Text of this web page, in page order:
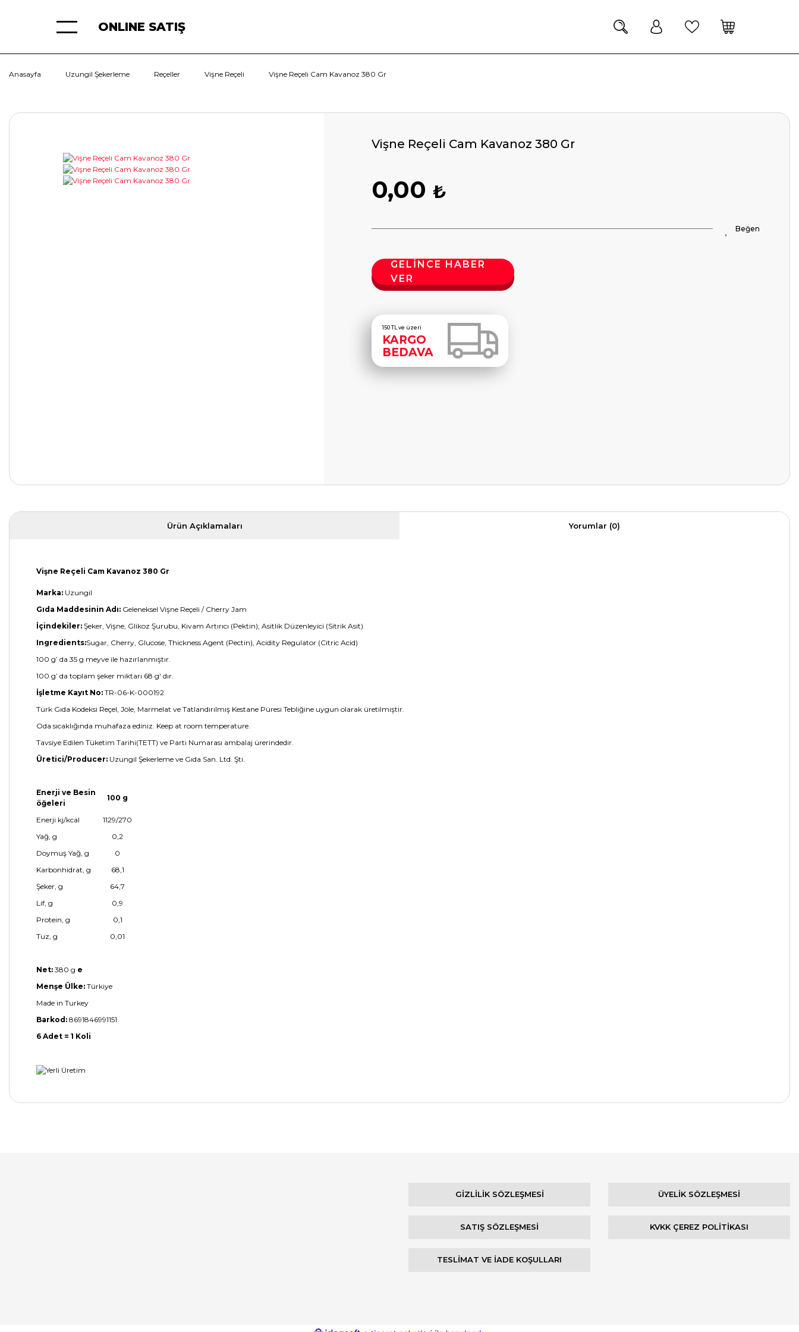
ONLINE SATIŞ
Anasayfa Uzungil Şekerleme Reçeller Vişne Reçeli Vişne Reçeli Cam Kavanoz 380 Gr
Vişne Reçeli Cam Kavanoz 380 Gr
0,00₺
GELİNCE HABER
VER
150 TL ve üzeri
KARGO
BEDAVA
Ürün Açıklamaları Yorumlar (0)
Vişne Reçeli Cam Kavanoz 380 Gr
Marka: Uzungil
Gıda Maddesinin Adı: Geleneksel Vişne Reçeli / Cherry Jam
İçindekiler: Şeker, Vişne, Glikoz Şurubu, Kıvam Artırıcı (Pektin), Asitlik Düzenleyici (Sitrik Asit)
Ingredients:Sugar, Cherry, Glucose, Thickness Agent (Pectin), Acidity Regulator (Citric Acid)
100 g’ da 35 g meyve ile hazırlanmıştır.
100 g’ da toplam şeker miktarı 68 g‘ dır.
İşletme Kayıt No: TR-06-K-000192
Türk Gıda Kodeksi Reçel, Jöle, Marmelat ve Tatlandırılmış Kestane Püresi Tebliğine uygun olarak üretilmiştir.
Oda sıcaklığında muhafaza ediniz. Keep at room temperature.
Tavsiye Edilen Tüketim Tarihi(TETT) ve Parti Numarası ambalaj ürerindedir.
Üretici/Producer: Uzungil Şekerleme ve Gıda San. Ltd. Şti.
Enerji ve Besin
öğeleri
100 g
Enerji kj/kcal
1129/270
Yağ, g
0,2
Doymuş Yağ, g
0
Karbonhidrat, g
68,1
Şeker, g
64,7
Lif, g
0,9
Protein, g
0,1
Tuz, g
0,01
Net: 380 g e
Menşe Ülke: Türkiye
Made in Turkey
Barkod: 8691846991151
6 Adet = 1 Koli
GİZLİLİK SÖZLEŞMESİ ÜYELİK SÖZLEŞMESİ
SATIŞ SÖZLEŞMESİ KVKK ÇEREZ POLİTİKASI
TESLİMAT VE İADE KOŞULLARI